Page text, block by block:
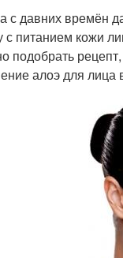
с давних времён
с питанием кожи
подобрать
алоэ для лица